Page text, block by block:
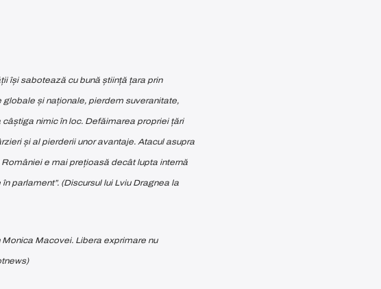
își sabotează cu bună știință țara prin
și naționale, pierdem suveranitate,
nimic în loc. Defăimarea propriei țări
și al pierderii unor avantaje. Atacul asupra
e mai prețioasă decât lupta internă
parlament”. (Discursul lui Lviu Dragnea la
Macovei. Libera exprimare nu